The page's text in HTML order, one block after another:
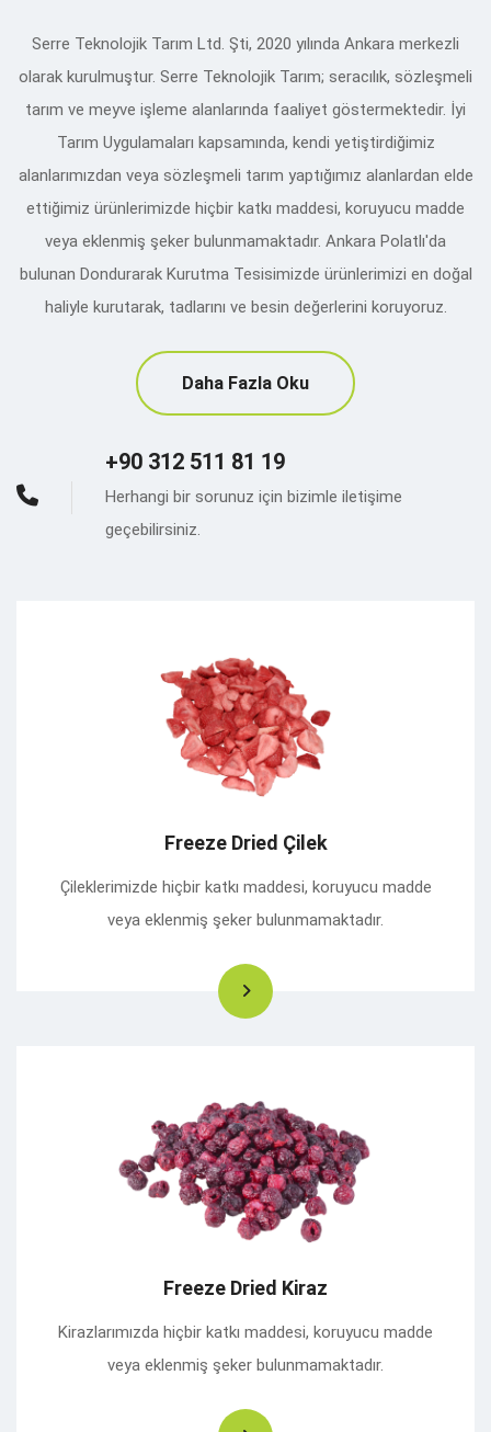
Serre Teknolojik Tarım Ltd. Şti, 2020 yılında Ankara merkezli
olarak kurulmuştur. Serre Teknolojik Tarım; seracılık, sözleşmeli
tarım ve meyve işleme alanlarında faaliyet göstermektedir. İyi
Tarım Uygulamaları kapsamında, kendi yetiştirdiğimiz
alanlarımızdan veya sözleşmeli tarım yaptığımız alanlardan elde
ettiğimiz ürünlerimizde hiçbir katkı maddesi, koruyucu madde
veya eklenmiş şeker bulunmamaktadır. Ankara Polatlı'da
bulunan Dondurarak Kurutma Tesisimizde ürünlerimizi en doğal
haliyle kurutarak, tadlarını ve besin değerlerini koruyoruz.
Daha Fazla Oku
+90 312 511 81 19
Herhangi bir sorunuz için bizimle iletişime
geçebilirsiniz.
Freeze Dried Çilek
Çileklerimizde hiçbir katkı maddesi, koruyucu madde
veya eklenmiş şeker bulunmamaktadır.
Freeze Dried Kiraz
Kirazlarımızda hiçbir katkı maddesi, koruyucu madde
veya eklenmiş şeker bulunmamaktadır.